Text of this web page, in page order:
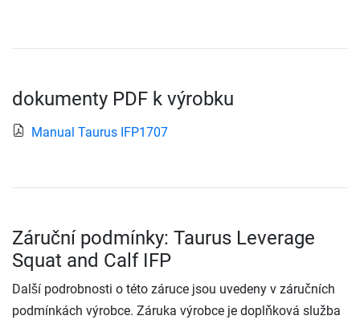
dokumenty PDF k výrobku
Manual Taurus IFP1707
Záruční podmínky: Taurus Leverage
Squat and Calf IFP
Další podrobnosti o této záruce jsou uvedeny v záručních
podmínkách výrobce. Záruka výrobce je doplňková služba